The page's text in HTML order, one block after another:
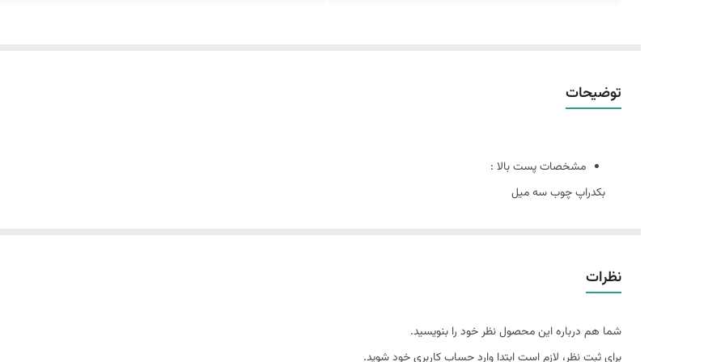
توضیحات
مشخصات پست بالا :
بکدراپ چوب سه میل
دو عدد بکدراپ ۶٠ در 80 . یک عدد 60 در 60
همراه سه عدد نبشی اتصال
نظرات
شما هم درباره این محصول نظر خود را بنویسید.
برای ثبت نظر، لازم است ابتدا وارد حساب کاربری خود شوید.